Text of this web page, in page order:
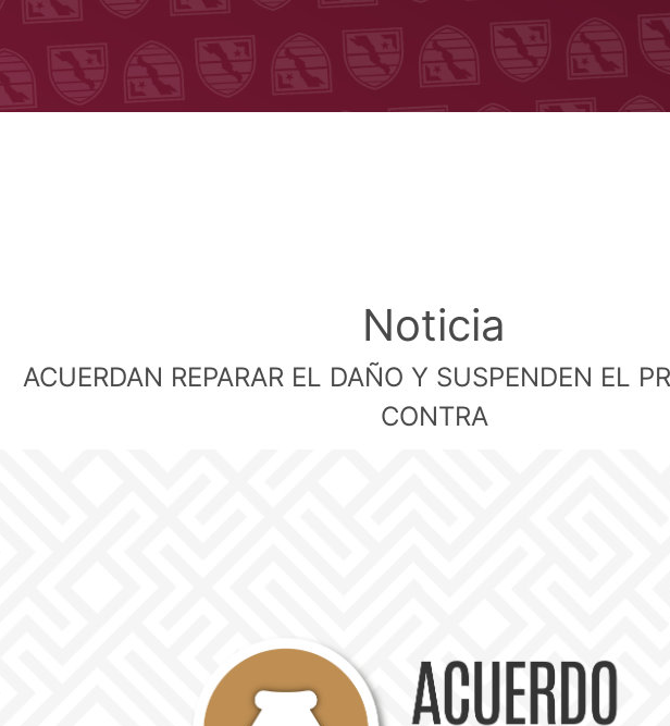
Noticia
ACUERDAN REPARAR EL DAÑO Y SUSPENDEN EL
CONTRA